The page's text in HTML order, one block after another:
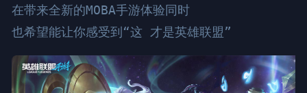
在带来全新的MOBA手游体验同时
也希望能让你感受到“这 才是英雄联盟”